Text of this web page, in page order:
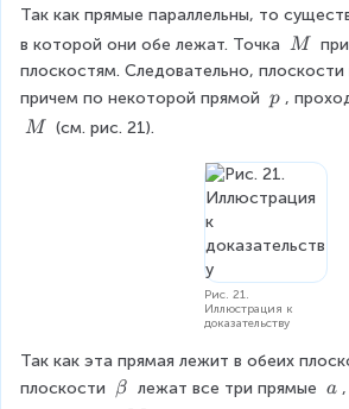
Так как прямые параллельны, то
в которой они обе лежат. Точка \
\
M
M
плоскостям. Следовательно,
причем по некоторой прямой \
p ,
\
M (см. рис. 21).
Рис. 21.
Иллюстрация к
доказательству
Так как эта прямая лежит в обеих
плоскости \
β лежат все три прямые \
a ,